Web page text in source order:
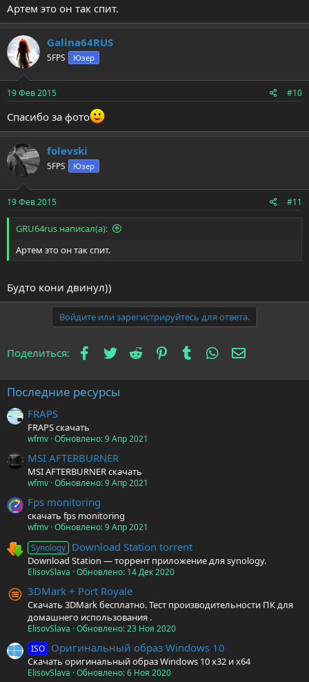
Артем это он так спит.
Galina64RUS
5FPS Юзер
19 Фев 2015 #10
Спасибо за фото
folevski
5FPS Юзер
19 Фев 2015 #11
GRU64rus написал(а):
Артем это он так спит.
Будто кони двинул))
Войдите или зарегистрируйтесь для ответа.
Поделиться: Facebook
Twitter Reddit PinterestTumblr WhatsApp
Последние ресурсы
FRAPS
FRAPS скачать
wfmv Обновлено:9 Апр 2021
MSI AFTERBURNER
MSI AFTERBURNER скачать
wfmv Обновлено:9 Апр 2021
Fps monitoring
скачать fps monitoring
wfmv Обновлено:9 Апр 2021
Synology Download Station torrent
Download Station — торрент приложение для synology.
ElisovSlava Обновлено: 14 Дек 2020
3DMark + Port Royale
Скачать 3DMark бесплатно. Тест производительности ПК для
домашнего использования .
ElisovSlava Обновлено:23 Ноя 2020
ISO Оригинальный образ Windows 10
Скачать оригинальный образ Windows 10 x32 и x64
ElisovSlava Обновлено:6 Ноя 2020